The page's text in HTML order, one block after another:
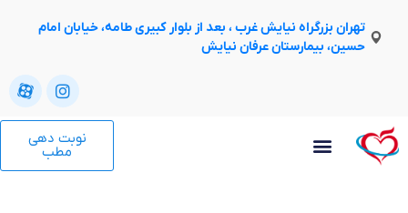
تهران بزرگراه نیایش غرب ، بعد از بلوار کبیری طامه، خیابان امام
حسین، بیمارستان عرفان نیایش
نوبت دهی